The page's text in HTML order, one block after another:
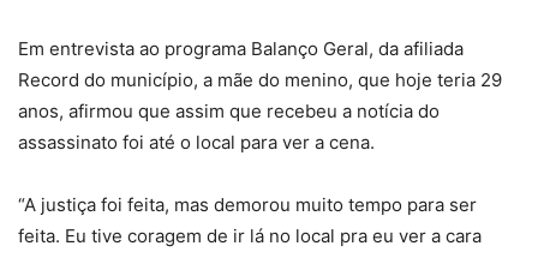
Em entrevista ao programa Balanço Geral, da afiliada
Record do município, a mãe do menino, que hoje teria 29
anos, afirmou que assim que recebeu a notícia do
assassinato foi até o local para ver a cena.
“A justiça foi feita, mas demorou muito tempo para ser
feita. Eu tive coragem de ir lá no local pra eu ver a cara